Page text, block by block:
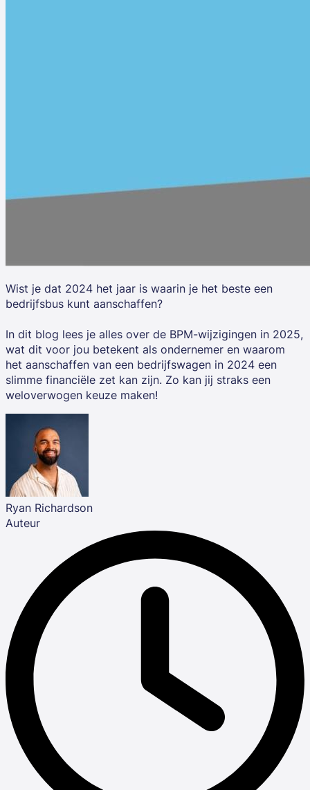
Wist je dat 2024 het jaar is waarin je het beste een
bedrijfsbus kunt aanschaffen?
In dit blog lees je alles over de BPM-wijzigingen in 2025,
wat dit voor jou betekent als ondernemer en waarom
het aanschaffen van een bedrijfswagen in 2024 een
slimme financiële zet kan zijn. Zo kan jij straks een
weloverwogen keuze maken!
Ryan Richardson
Auteur